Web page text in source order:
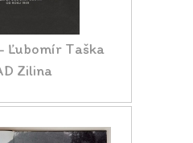
Ľubomír Taška
Zilina